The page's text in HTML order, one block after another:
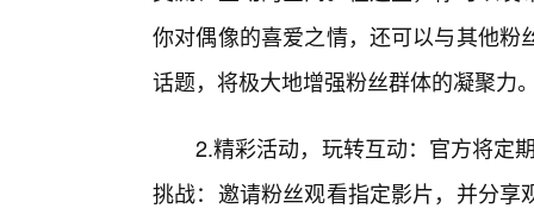
你对偶像的喜爱之情，还可以与其他
话题，将极大地增强粉丝群体的凝聚力
2.精彩活动，玩转互动：官方将定
挑战：邀请粉丝观看指定影片，并分